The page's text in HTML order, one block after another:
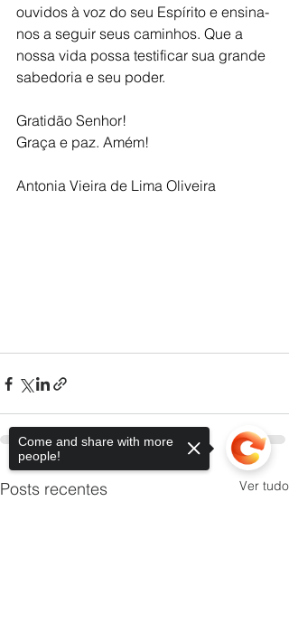
ouvidos à voz do seu Espírito e ensina-
nos a seguir seus caminhos. Que a
nossa vida possa testificar sua grande
sabedoria e seu poder.
Gratidão Senhor!
Graça e paz. Amém!
Antonia Vieira de Lima Oliveira
Posts recentes Ver tudo
Come and share with more
people!